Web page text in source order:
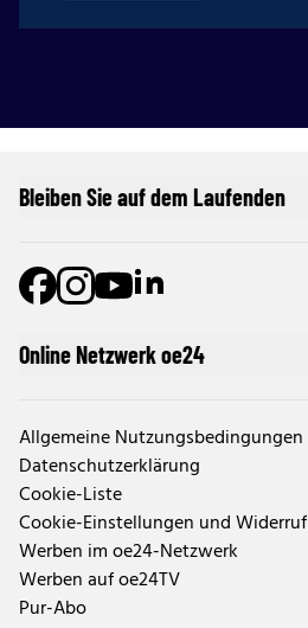
Online Netzwerk oe24
Allgemeine Nutzungsbedingungen
Datenschutzerklärung
Cookie-Liste
Cookie-Einstellungen und Widerruf
Werben im oe24-Netzwerk
Werben auf oe24TV
Pur-Abo
Bleiben Sie auf dem Laufenden